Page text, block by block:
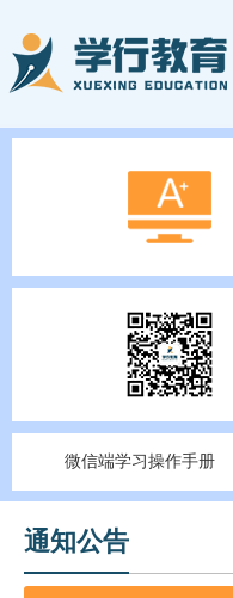
微信端学习操作手册
通知公告